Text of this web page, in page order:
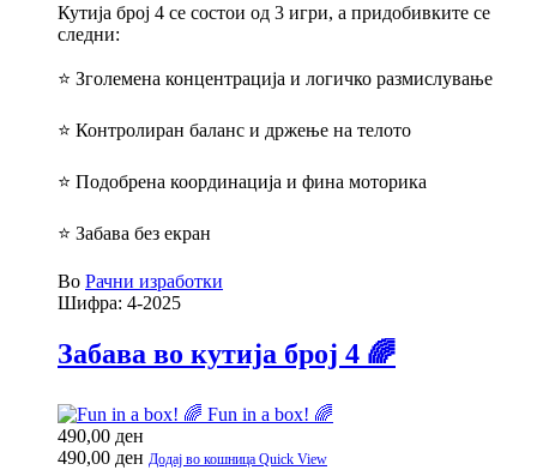
Кутија број 4 се состои од 3 игри, а придобивките се
следни:
⭐ Зголемена концентрација и логичко размислување
⭐ Контролиран баланс и држење на телото
⭐ Подобрена координација и фина моторика
⭐ Забава без екран
Во Рачни изработки
Шифра: 4-2025
Забава во кутија број 4 🌈
Fun in a box! 🌈
490,00 ден
490,00 ден Додај во кошница Quick View